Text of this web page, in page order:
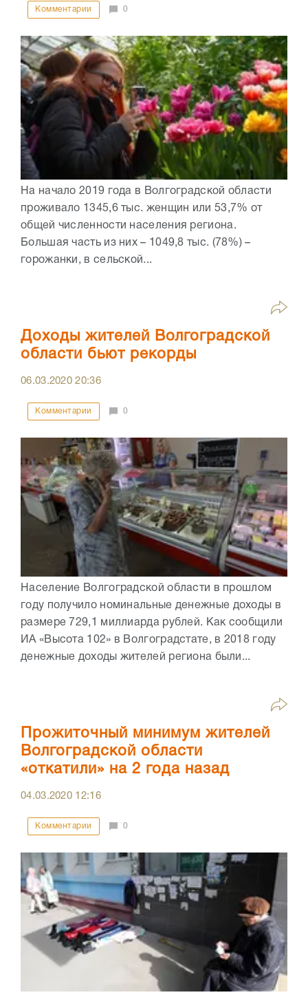
Комментарии 0
На начало 2019 года в Волгоградской области
проживало 1345,6 тыс. женщин или 53,7% от
общей численности населения региона.
Большая часть из них – 1049,8 тыс. (78%) –
горожанки, в сельской...
Доходы жителей Волгоградской
области бьют рекорды
06.03.202020:36
Комментарии 0
Население Волгоградской области в прошлом
году получило номинальные денежные доходы в
размере 729,1 миллиарда рублей. Как сообщили
ИА «Высота 102» в Волгоградстате, в 2018 году
денежные доходы жителей региона были...
Прожиточный минимум жителей
Волгоградской области
«откатили» на 2 года назад
04.03.2020 12:16
Комментарии 0